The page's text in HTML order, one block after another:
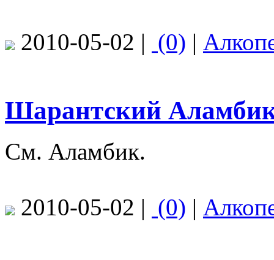
2010-05-02 | (0) |
Шарантский
См. Аламбик.
2010-05-02 | (0) |